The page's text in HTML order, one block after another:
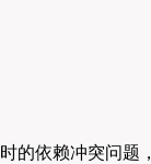
的依赖冲突问题